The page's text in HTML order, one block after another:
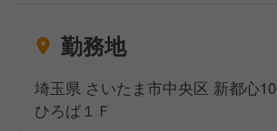
勤務地
埼玉県 さいたま市中央区 新都心
ひろば１Ｆ